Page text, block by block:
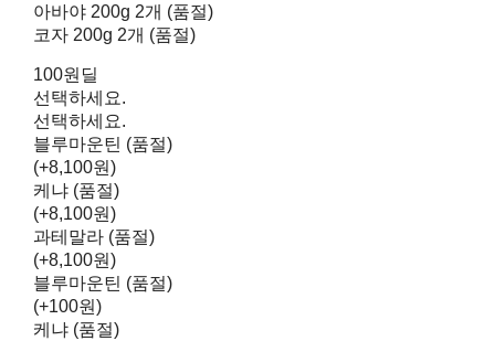
아바야 200g 2개 (품절)
코자 200g 2개 (품절)
100원딜
선택하세요.
선택하세요.
블루마운틴 (품절)
(+8,100원)
케냐 (품절)
(+8,100원)
과테말라 (품절)
(+8,100원)
블루마운틴 (품절)
(+100원)
케냐 (품절)